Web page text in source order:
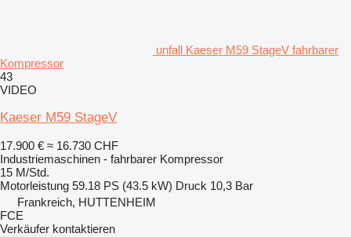
unfall Kaeser M59 StageV fahrbarer
Kompressor
43
VIDEO
Kaeser M59 StageV
17.900 € ≈ 16.730 CHF
Industriemaschinen - fahrbarer Kompressor
15 M/Std.
Motorleistung 59.18 PS (43.5 kW) Druck 10,3 Bar
Frankreich, HUTTENHEIM
FCE
Verkäufer kontaktieren